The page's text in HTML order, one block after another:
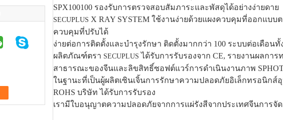
SPX100100 รองรับการตรวจสอบสัมภาระและพัสดุได้อย่างง่ายดาย
SECUPLUS X RAY SYSTEM ใช้งานง่ายด้วยแผงควบคุมที่ออกแบ
ควบคุมที่ปรับได้
ง่ายต่อการติดตั้งและบำรุงรักษา ติดตั้งมากกว่า 100 ระบบต่อเดือน
ผลิตภัณฑ์ตรา SECUPLUS ได้รับการรับรองจาก CE, รายงานผลกา
สาธารณะของจีนและลิขสิทธิ์ซอฟต์แวร์การดำเนินงานภาพ
ในฐานะที่เป็นผู้ผลิตเซินเจิ้นการรักษาความปลอดภัยอิเล็กทรอนิกส์อุ
ROHS บริษัท ได้รับการรับรอง
เรามีใบอนุญาตความปลอดภัยจากการแผ่รังสีจากประเทศจีนการจั